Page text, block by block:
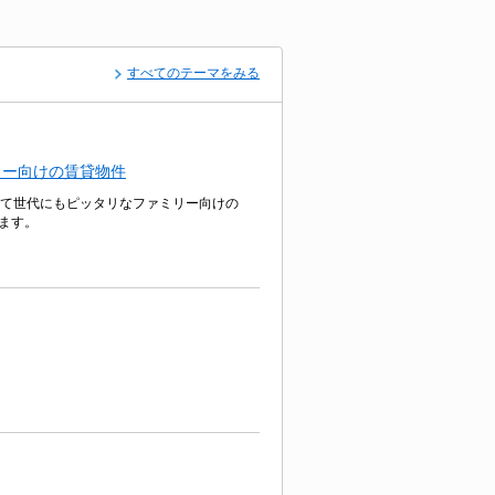
すべてのテーマをみる
向けの賃貸物件
世代にもピッタリなファミリー向けの
す。